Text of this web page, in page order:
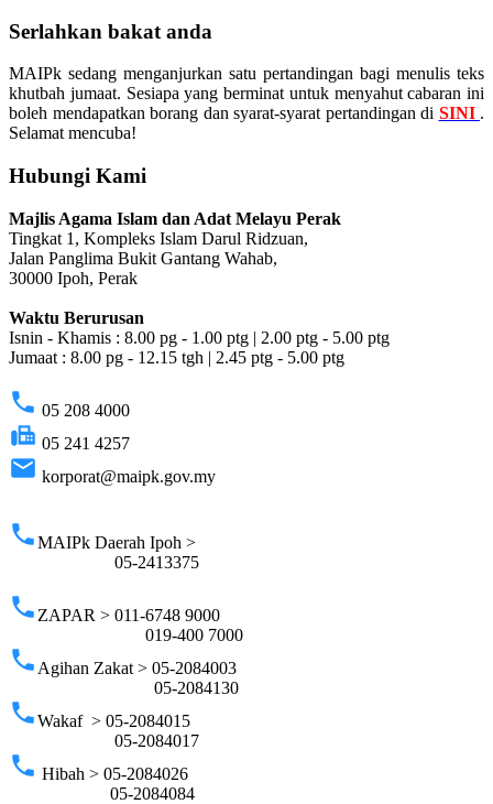
Serlahkan bakat anda
MAIPk sedang menganjurkan satu pertandingan bagi menulis teks
khutbah jumaat. Sesiapa yang berminat untuk menyahut cabaran ini
boleh mendapatkan borang dan syarat-syarat pertandingan di SINI .
Selamat mencuba!
Hubungi Kami
Majlis Agama Islam dan Adat Melayu Perak
Tingkat 1, Kompleks Islam Darul Ridzuan,
Jalan Panglima Bukit Gantang Wahab,
30000 Ipoh, Perak
Waktu Berurusan
Isnin - Khamis : 8.00 pg - 1.00 ptg | 2.00 ptg - 5.00 ptg
Jumaat : 8.00 pg - 12.15 tgh | 2.45 ptg - 5.00 ptg
phone 05 208 4000
fax 05 241 4257
email korporat@maipk.gov.my
phoneMAIPk Daerah Ipoh >
05-2413375
phone ZAPAR > 011-6748 9000
019-400 7000
phone Agihan Zakat > 05-2084003
05-2084130
phoneWakaf > 05-2084015
05-2084017
phone Hibah > 05-2084026
05-2084084